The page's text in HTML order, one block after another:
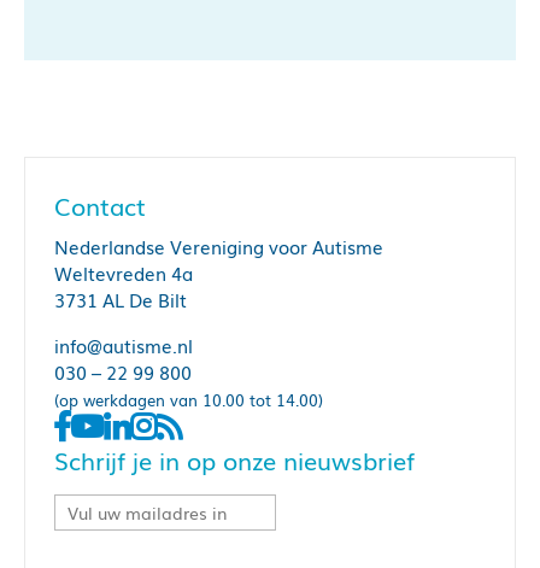
Contact
Nederlandse Vereniging voor Autisme
Weltevreden 4a
3731 AL De Bilt
info@autisme.nl
030 – 22 99 800
(op werkdagen van 10.00 tot 14.00)
Schrijf je in op onze nieuwsbrief